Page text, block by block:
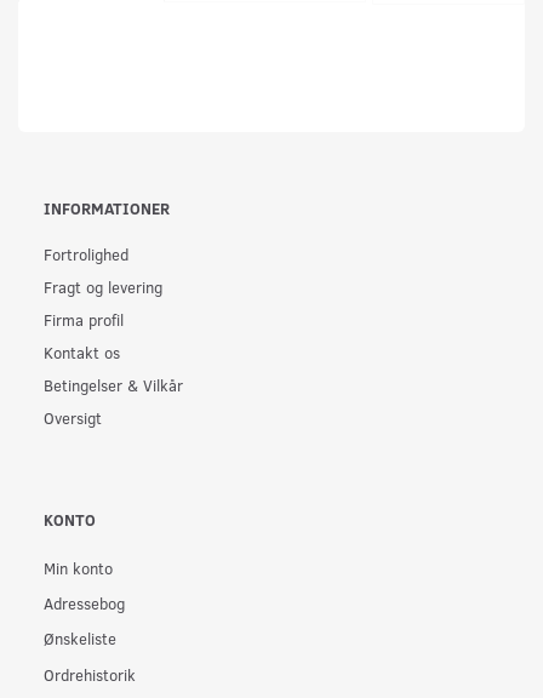
INFORMATIONER
Fortrolighed
Fragt og levering
Firma profil
Kontakt os
Betingelser & Vilkår
Oversigt
KONTO
Min konto
Adressebog
Ønskeliste
Ordrehistorik